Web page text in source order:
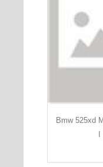
Bmw 525xd